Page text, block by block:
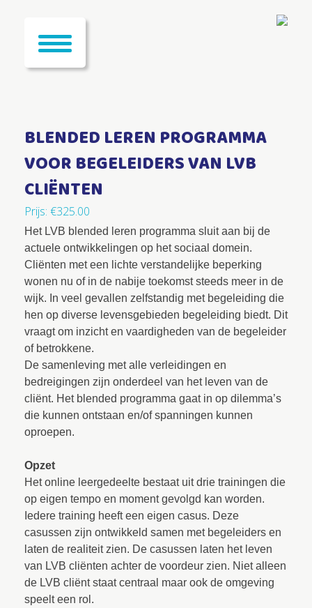
BLENDED LEREN PROGRAMMA
VOOR BEGELEIDERS VAN LVB
CLIËNTEN
Prijs: €325.00
Het LVB blended leren programma sluit aan bij de
actuele ontwikkelingen op het sociaal domein.
Cliënten met een lichte verstandelijke beperking
wonen nu of in de nabije toekomst steeds meer in de
wijk. In veel gevallen zelfstandig met begeleiding die
hen op diverse levensgebieden begeleiding biedt. Dit
vraagt om inzicht en vaardigheden van de begeleider
of betrokkene.
De samenleving met alle verleidingen en
bedreigingen zijn onderdeel van het leven van de
cliënt. Het blended programma gaat in op dilemma’s
die kunnen ontstaan en/of spanningen kunnen
oproepen.
Opzet
Het online leergedeelte bestaat uit drie trainingen die
op eigen tempo en moment gevolgd kan worden.
Iedere training heeft een eigen casus. Deze
casussen zijn ontwikkeld samen met begeleiders en
laten de realiteit zien. De casussen laten het leven
van LVB cliënten achter de voordeur zien. Niet alleen
de LVB cliënt staat centraal maar ook de omgeving
speelt een rol.